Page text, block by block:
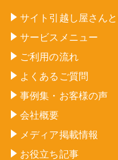
サイト引越し屋さん
サービスメニュー
ご利用の流れ
よくあるご質問
事例集・お客様の声
会社概要
メディア掲載情報
お役立ち記事